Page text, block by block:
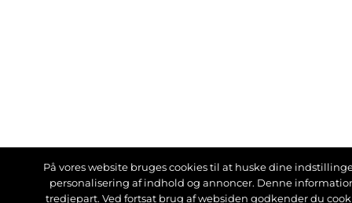
På vores website bruges cookies til at huske dine
personalisering af indhold og annoncer. Denne
tredjepart. Ved fortsat brug af websiden godkender du